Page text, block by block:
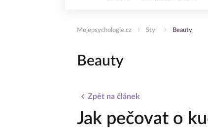
Mojepsychologie.cz Styl Beauty
Beauty
Zpět na článek
Jak pečovat o